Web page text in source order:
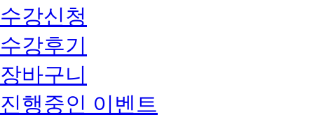
수강신청
수강후기
장바구니
진행중인 이벤트